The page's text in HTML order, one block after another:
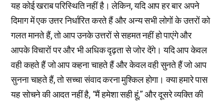
यह कोई खराब परिस्थिति नहीं है। लेकिन, यदि आप हर बार अपने
दिमाग में एक उत्तर निर्धारित करते हैं और अन्य सभी लोगों के उत्तरों को
गलत मानते हैं, तो आप उनके उत्तरों से सहमत नहीं हो पाएंगे और
आपके विचारों पर और भी अधिक दृढ़ता से जोर देंगे। यदि आप केवल
वही कहते हैं जो आप कहना चाहते हैं और केवल वही सुनते हैं जो आप
सुनना चाहते हैं, तो सच्चा संवाद करना मुश्किल होगा। क्या हमारे पास
यह सोचने की आदत नहीं है, “मैं हमेशा सही हूं,” और दूसरे व्यक्ति की